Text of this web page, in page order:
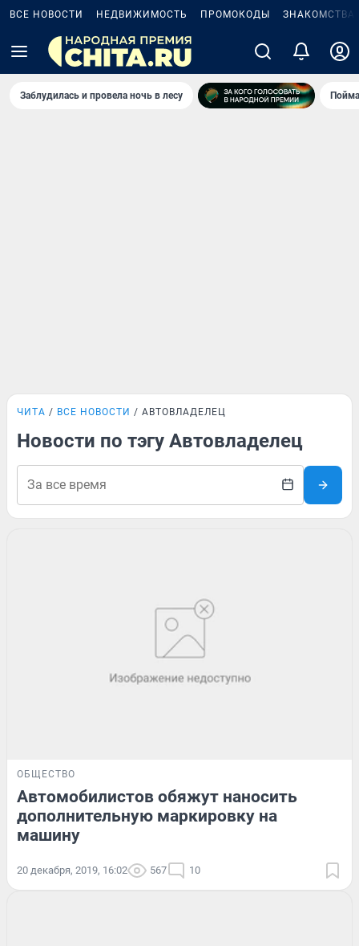
ВСЕ НОВОСТИ НЕДВИЖИМОСТЬ ПРОМОКОДЫ ЗНАКОМСТВА
Заблудилась и провела ночь в лесу
ЧИТА ВСЕ НОВОСТИ АВТОВЛАДЕЛЕЦ
Новости по тэгу Автовладелец
ОБЩЕСТВО
Автомобилистов обяжут наносить
дополнительную маркировку на
машину
20 декабря, 2019, 16:02 567 10